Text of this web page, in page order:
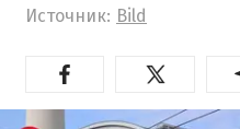
Источник: Bild